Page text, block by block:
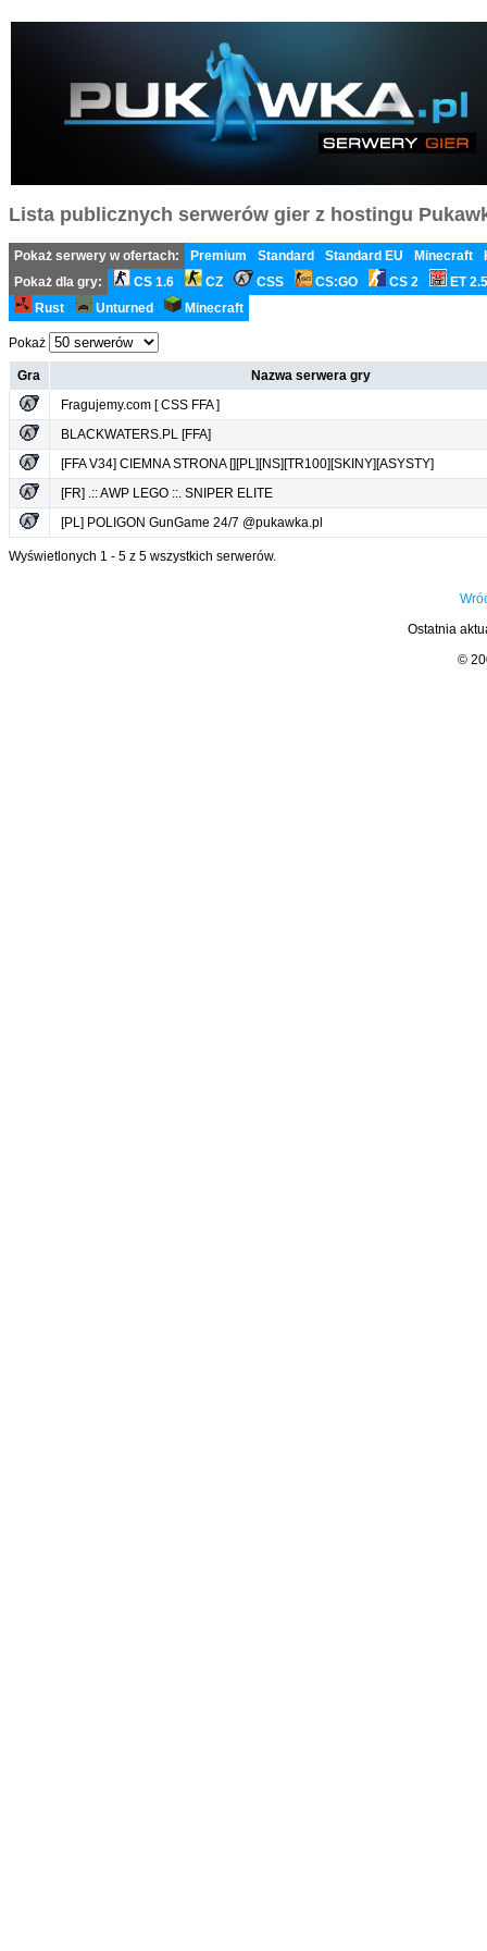
Lista publicznych serwerów gier z hostingu
Pokaż serwery w ofertach: Premium Standard Standard EU Minecraft
Pokaż dla gry:
CS 1.6 CZ CSS CS:GO CS 2
ET
Rust
Unturned Minecraft
Pokaż
Gra
Nazwa serwera gry
Fragujemy.com [ CSS FFA ]
BLACKWATERS.PL [FFA]
[FFA V34] CIEMNA STRONA [][PL][NS][TR100][SKINY][ASYSTY]
[FR] .:: AWP LEGO ::. SNIPER ELITE
[PL] POLIGON GunGame 24/7 @pukawka.pl
Wyświetlonych 1 - 5 z 5 wszystkich serwerów.
Ostatnia
©